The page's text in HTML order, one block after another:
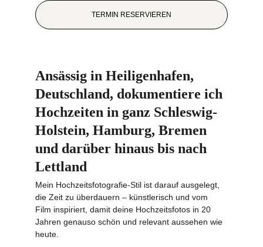
TERMIN RESERVIEREN
Ansässig in Heiligenhafen,
Deutschland, dokumentiere ich
Hochzeiten in ganz Schleswig-
Holstein, Hamburg, Bremen
und darüber hinaus bis nach
Lettland
Mein Hochzeitsfotografie-Stil ist darauf ausgelegt,
die Zeit zu überdauern – künstlerisch und vom
Film inspiriert, damit deine Hochzeitsfotos in 20
Jahren genauso schön und relevant aussehen wie
heute.